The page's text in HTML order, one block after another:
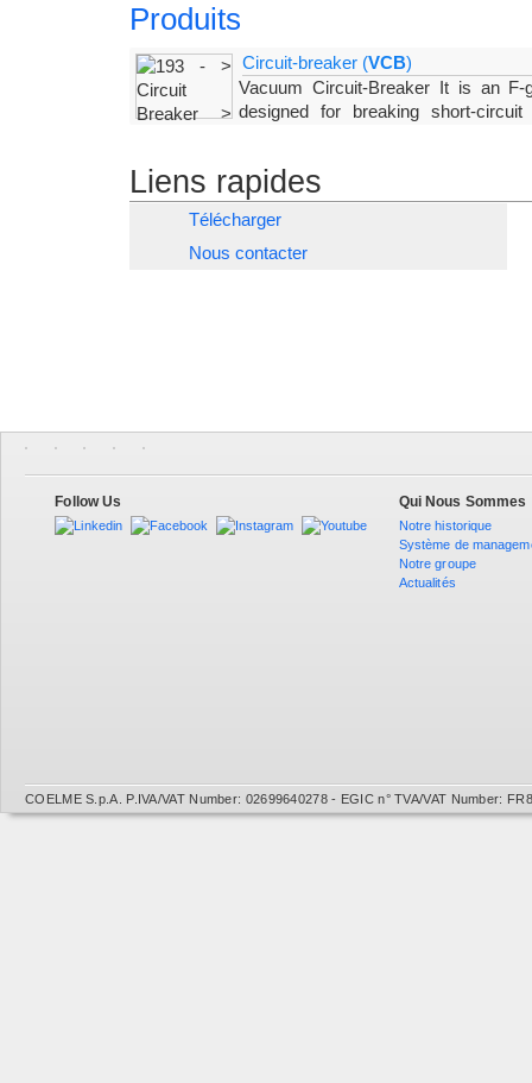
Produits
Circuit-breaker (VCB)
Vacuum Circuit-Breaker It is an F-
designed for breaking short-circuit
Liens rapides
Télécharger
Nous contacter
Follow Us Qui Nous Sommes
Notre historique
Système de
Notre groupe
Actualités
COELME S.p.A. P.IVA/VAT Number: 02699640278 - EGIC n° TVA/VAT Number: